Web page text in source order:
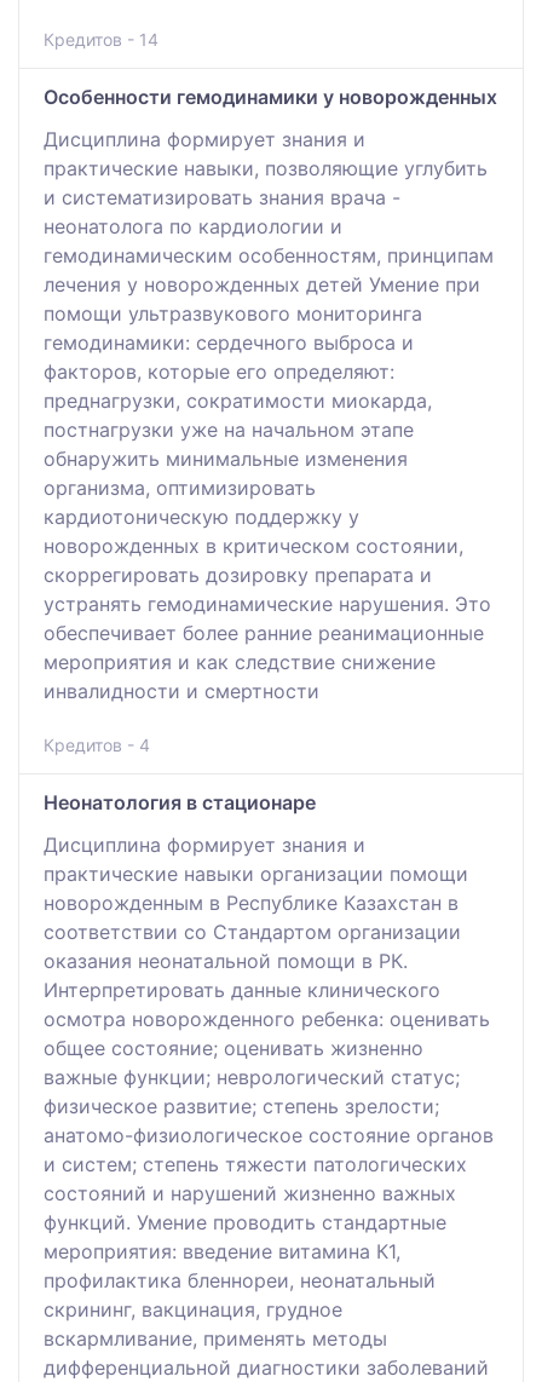
Кредитов - 14
Особенности гемодинамики у новорожденных
Дисциплина формирует знания и
практические навыки, позволяющие углубить
и систематизировать знания врача -
неонатолога по кардиологии и
гемодинамическим особенностям, принципам
лечения у новорожденных детей Умение при
помощи ультразвукового мониторинга
гемодинамики: сердечного выброса и
факторов, которые его определяют:
преднагрузки, сократимости миокарда,
постнагрузки уже на начальном этапе
обнаружить минимальные изменения
организма, оптимизировать
кардиотоническую поддержку у
новорожденных в критическом состоянии,
скоррегировать дозировку препарата и
устранять гемодинамические нарушения. Это
обеспечивает более ранние реанимационные
мероприятия и как следствие снижение
инвалидности и смертности
Кредитов - 4
Неонатология в стационаре
Дисциплина формирует знания и
практические навыки организации помощи
новорожденным в Республике Казахстан в
соответствии со Стандартом организации
оказания неонатальной помощи в РК.
Интерпретировать данные клинического
осмотра новорожденного ребенка: оценивать
общее состояние; оценивать жизненно
важные функции; неврологический статус;
физическое развитие; степень зрелости;
анатомо-физиологическое состояние органов
и систем; степень тяжести патологических
состояний и нарушений жизненно важных
функций. Умение проводить стандартные
мероприятия: введение витамина К1,
профилактика бленнореи, неонатальный
скрининг, вакцинация, грудное
вскармливание, применять методы
дифференциальной диагностики заболеваний